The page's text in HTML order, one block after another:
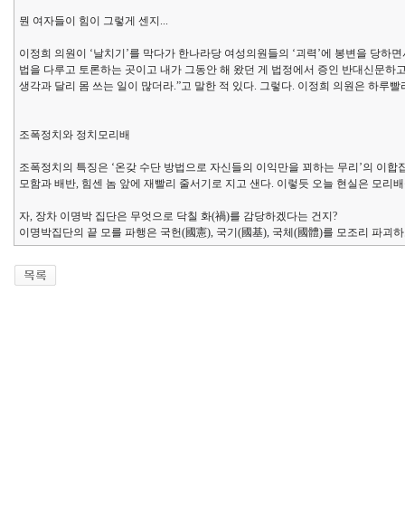
뭔 여자들이 힘이 그렇게 센지...
이정희 의원이 ‘날치기’를 막다가 한나라당 여성의원들의 ‘괴력’에 봉변을 당
법을 다루고 토론하는 곳이고 내가 그동안 해 왔던 게 법정에서 증인 반대신문
생각과 달리 몸 쓰는 일이 많더라.”고 말한 적 있다. 그렇다. 이정희 의원은 하루
조폭정치와 정치모리배
조폭정치의 특징은 ‘온갖 수단 방법으로 자신들의 이익만을 꾀하는 무리’의 이
모함과 배반, 힘센 놈 앞에 재빨리 줄서기로 지고 샌다. 이렇듯 오늘 현실은 모리
자, 장차 이명박 집단은 무엇으로 닥칠 화(禍)를 감당하겠다는 건지?
이명박집단의 끝 모를 파행은 국헌(國憲), 국기(國基), 국체(國體)를 모조리 파괴